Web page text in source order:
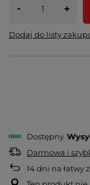
- +
Dodaj do listy
Dostępny
Darmowa i
14dni na łatwy